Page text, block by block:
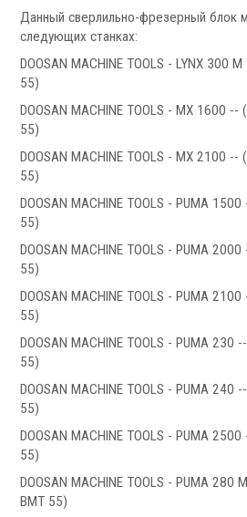
Револьверные головки
Запчасти для револьверных головок
Приводные блоки
Статические блоки
Переходные втулки
Системы УЦИ
Мониторы УЦИ
Оптические линейки
Магнитные линейки
Аксессуары УЦИ
Комплекты УЦИ
Данный сверлильно-фрезерный блок
следующих станках:
DOOSAN MACHINE TOOLS - LYNX 300
55)
DOOSAN MACHINE TOOLS - MX 1600
55)
DOOSAN MACHINE TOOLS - MX 2100
55)
DOOSAN MACHINE TOOLS - PUMA
55)
DOOSAN MACHINE TOOLS - PUMA
55)
DOOSAN MACHINE TOOLS - PUMA
55)
DOOSAN MACHINE TOOLS - PUMA 230
55)
DOOSAN MACHINE TOOLS - PUMA 240
55)
DOOSAN MACHINE TOOLS - PUMA
55)
DOOSAN MACHINE TOOLS - PUMA 280
BMT 55)